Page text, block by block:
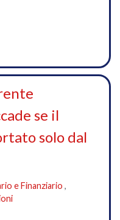
se il
solo dal
e Finanziario ,